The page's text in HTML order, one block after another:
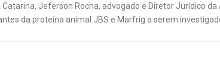
Jeferson Rocha, advogado e Diretor Jurídico
da proteína animal JBS e Marfrig a serem